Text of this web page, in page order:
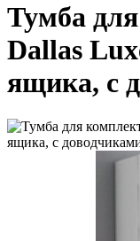
Тумба
Dallas
ящика, с